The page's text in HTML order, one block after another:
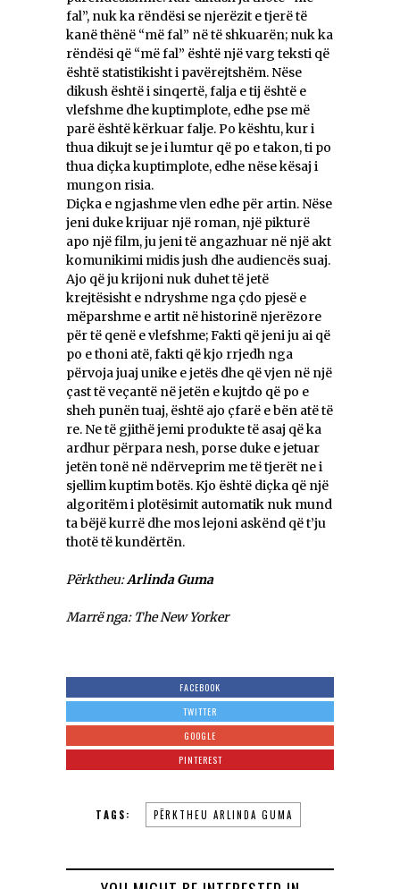
fal”, nuk ka rëndësi se njerëzit e tjerë të
kanë thënë “më fal” në të shkuarën; nuk ka
rëndësi që “më fal” është një varg teksti që
është statistikisht i pavërejtshëm. Nëse
dikush është i sinqertë, falja e tij është e
vlefshme dhe kuptimplote, edhe pse më
parë është kërkuar falje. Po kështu, kur i
thua dikujt se je i lumtur që po e takon, ti po
thua diçka kuptimplote, edhe nëse kësaj i
mungon risia.
Diçka e ngjashme vlen edhe për artin. Nëse
jeni duke krijuar një roman, një pikturë
apo një film, ju jeni të angazhuar në një akt
komunikimi midis jush dhe audiencës suaj.
Ajo që ju krijoni nuk duhet të jetë
krejtësisht e ndryshme nga çdo pjesë e
mëparshme e artit në historinë njerëzore
për të qenë e vlefshme; Fakti që jeni ju ai që
po e thoni atë, fakti që kjo rrjedh nga
përvoja juaj unike e jetës dhe që vjen në një
çast të veçantë në jetën e kujtdo që po e
sheh punën tuaj, është ajo çfarë e bën atë të
re. Ne të gjithë jemi produkte të asaj që ka
ardhur përpara nesh, porse duke e jetuar
jetën tonë në ndërveprim me të tjerët ne i
sjellim kuptim botës. Kjo është diçka që një
algoritëm i plotësimit automatik nuk mund
ta bëjë kurrë dhe mos lejoni askënd që t’ju
thotë të kundërtën.
Përktheu:Arlinda Guma
Marrë nga: The New Yorker
FACEBOOK
TWITTER
GOOGLE
PINTEREST
TAGS: PËRKTHEU ARLINDA GUMA